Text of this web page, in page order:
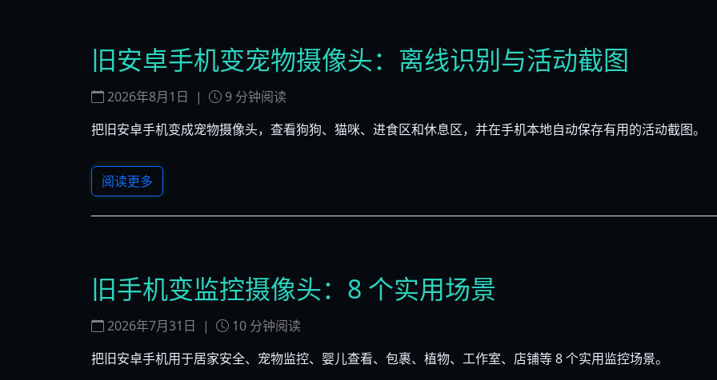
旧安卓手机变宠物摄像头：离线识别与活动截图
2026年8月1日 | 9 分钟阅读
把旧安卓手机变成宠物摄像头，查看狗狗、猫咪、进食区和休息区，并在手机本地自动保存有用的活动截图。
阅读更多
旧手机变监控摄像头：8 个实用场景
2026年7月31日 | 10 分钟阅读
把旧安卓手机用于居家安全、宠物监控、婴儿查看、包裹、植物、工作室、店铺等 8 个实用监控场景。